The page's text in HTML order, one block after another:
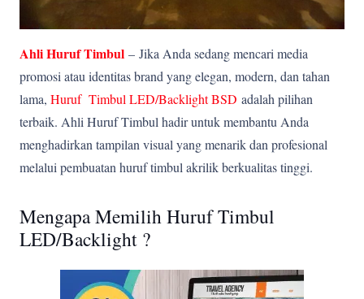
Ahli Huruf Timbul – Jika Anda sedang mencari media
promosi atau identitas brand yang elegan, modern, dan tahan
lama, Huruf Timbul LED/Backlight BSD adalah pilihan
terbaik. Ahli Huruf Timbul hadir untuk membantu Anda
menghadirkan tampilan visual yang menarik dan profesional
melalui pembuatan huruf timbul akrilik berkualitas tinggi.
Mengapa Memilih Huruf Timbul
LED/Backlight ?